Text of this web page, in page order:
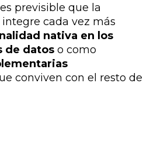
previsible que la
cada vez más
nativa en los
de datos o como
conviven con el resto de